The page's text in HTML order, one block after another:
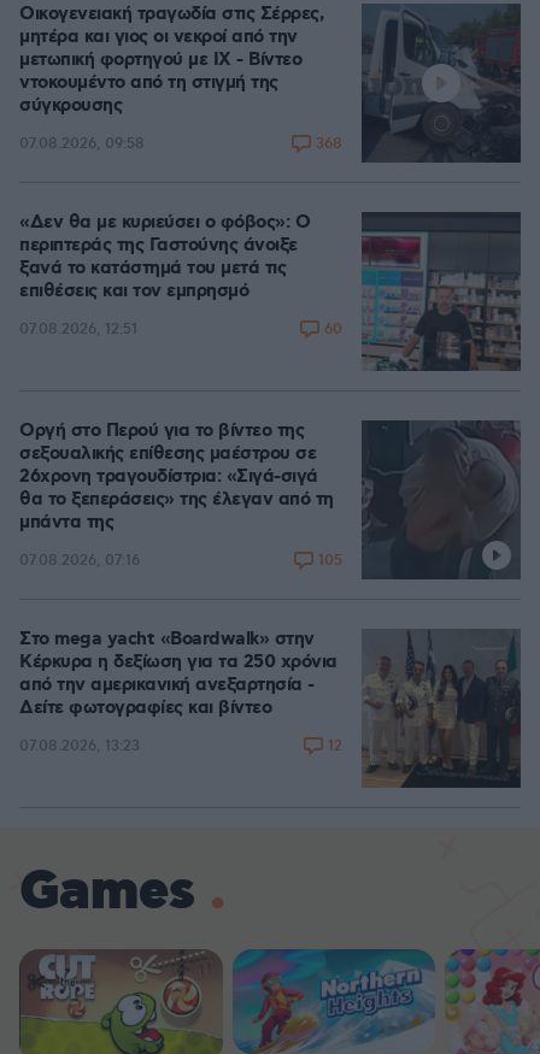
Οικογενειακή τραγωδία στις Σέρρες,
μητέρα και γιος οι νεκροί από την
μετωπική φορτηγού με ΙΧ - Βίντεο
ντοκουμέντο από τη στιγμή της
σύγκρουσης
07.08.2026, 09:58 368
«Δεν θα με κυριεύσει ο φόβος»: Ο
περιπτεράς της Γαστούνης άνοιξε
ξανά το κατάστημά του μετά τις
επιθέσεις και τον εμπρησμό
07.08.2026, 12:51 60
Οργή στο Περού για το βίντεο της
σεξουαλικής επίθεσης μαέστρου σε
26χρονη τραγουδίστρια: «Σιγά-σιγά
θα το ξεπεράσεις» της έλεγαν από τη
μπάντα της
07.08.2026, 07:16 105
Στο mega yacht «Boardwalk» στην
Κέρκυρα η δεξίωση για τα 250 χρόνια
από την αμερικανική ανεξαρτησία -
Δείτε φωτογραφίες και βίντεο
07.08.2026, 13:23 12
Games